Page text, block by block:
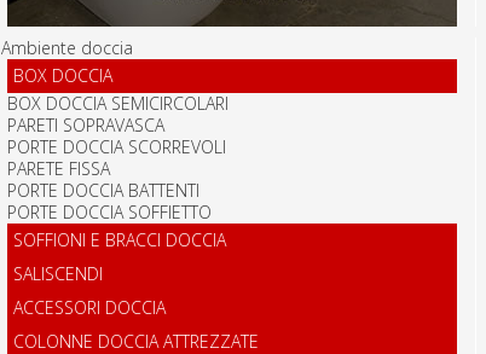
Ambiente doccia
BOX DOCCIA
BOX DOCCIA SEMICIRCOLARI
PARETI SOPRAVASCA
PORTE DOCCIA SCORREVOLI
PARETE FISSA
PORTE DOCCIA BATTENTI
PORTE DOCCIA SOFFIETTO
SOFFIONI E BRACCI DOCCIA
SALISCENDI
ACCESSORI DOCCIA
COLONNE DOCCIA ATTREZZATE